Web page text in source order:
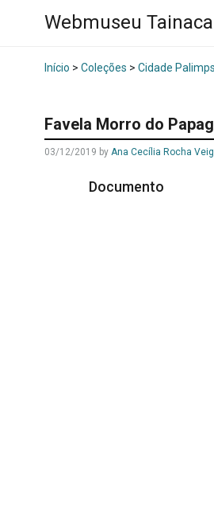
Webmuseu
Início > Coleções > Cidade
Favela Morro do
03/12/2019 by Ana Cecília Rocha
Documento